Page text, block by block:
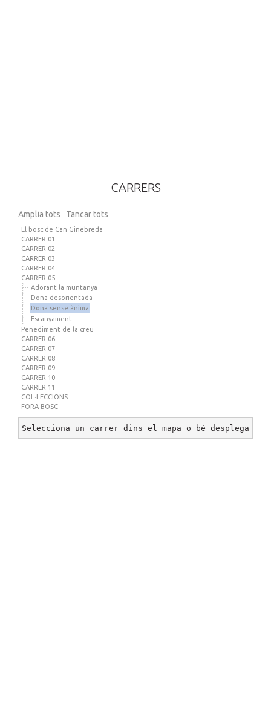
CARRERS
Amplia tots Tancar tots
El bosc de Can Ginebreda
CARRER 01
CARRER 02
CARRER 03
CARRER 04
CARRER 05
Adorant la muntanya
Dona desorientada
Dona sense ànima
Escanyament
Penediment de la creu
CARRER 06
CARRER 07
CARRER 08
CARRER 09
CARRER 10
CARRER 11
COL·LECCIONS
FORA BOSC
Selecciona un carrer dins el mapa o bé desplega